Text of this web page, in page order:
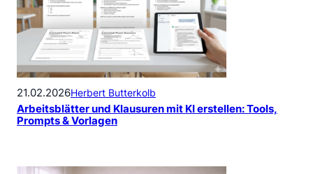
21.02.2026Herbert Butterkolb
Arbeitsblätter und Klausuren mit KI erstellen: Tools,
Prompts & Vorlagen